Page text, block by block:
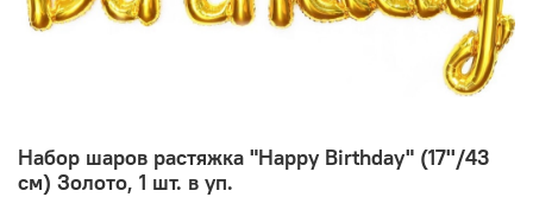
Набор шаров растяжка "Happy Birthday" (17''/43
см) Золото, 1 шт. в уп.